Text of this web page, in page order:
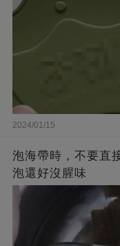
2024/01/15
泡海帶時，不要直
泡還好沒腥味